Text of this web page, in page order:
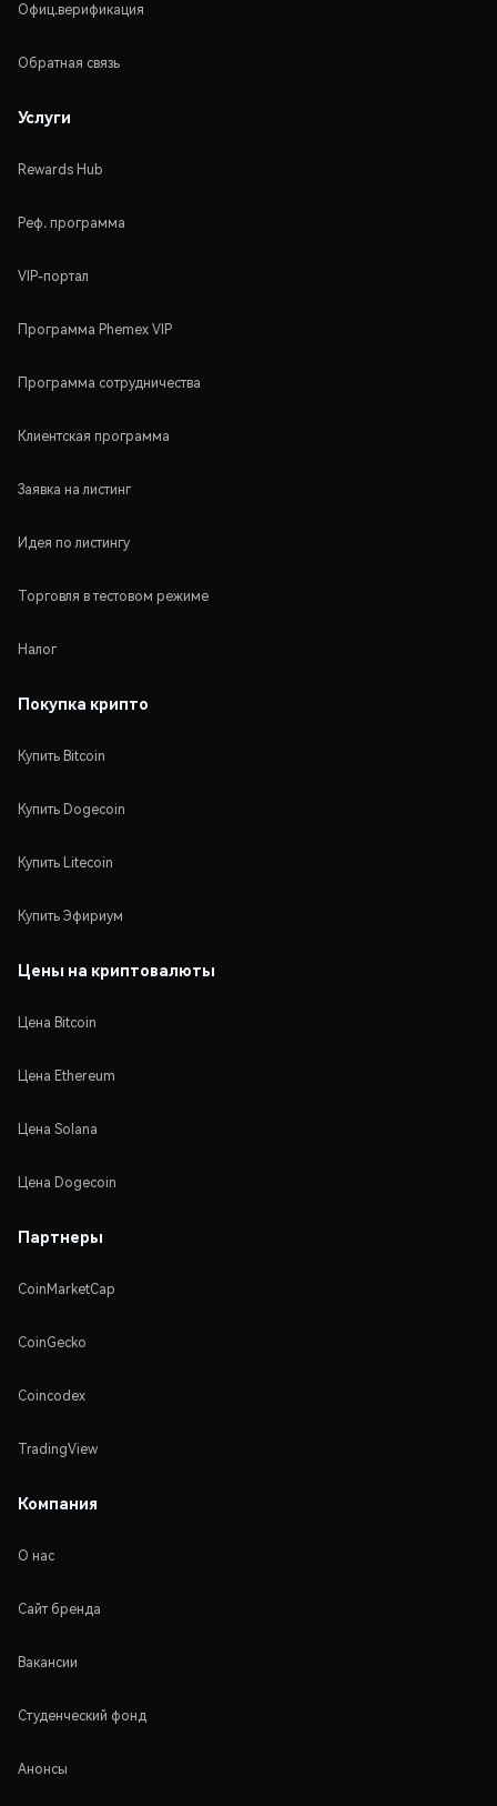
Офиц.верификация
Обратная связь
Услуги
Rewards Hub
Реф. программа
VIP-портал
Программа Phemex VIP
Программа сотрудничества
Клиентская программа
Заявка на листинг
Идея по листингу
Торговля в тестовом режиме
Налог
Покупка крипто
Купить Bitcoin
Купить Dogecoin
Купить Litecoin
Купить Эфириум
Цены на криптовалюты
Цена Bitcoin
Цена Ethereum
Цена Solana
Цена Dogecoin
Партнеры
CoinMarketCap
CoinGecko
Coincodex
TradingView
Компания
О нас
Сайт бренда
Вакансии
Студенческий фонд
Анонсы